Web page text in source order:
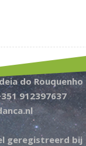
do Rouquenho
912397637
geregistreerd bij